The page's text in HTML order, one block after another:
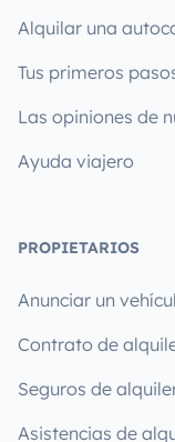
Alquilar una
Tus primeros
Las opiniones de
Ayuda viajero
PROPIETARIOS
Anunciar un
Contrato de
Seguros de
Asistencias de